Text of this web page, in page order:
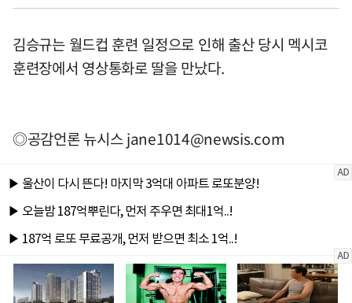
김승규는 월드컵 훈련 일정으로 인해 출산 당시 멕시코
훈련장에서 영상통화로 딸을 만났다.
◎공감언론 뉴시스jane1014@newsis.com